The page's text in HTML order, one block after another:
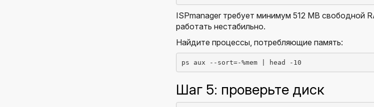
ISPmanager требует минимум 512 MB свободной
работать нестабильно.
Найдите процессы, потребляющие память:
ps aux --sort=-%mem | head -10
Шаг 5: проверьте диск